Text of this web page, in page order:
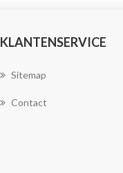
KLANTENSERVICE
Sitemap
Contact